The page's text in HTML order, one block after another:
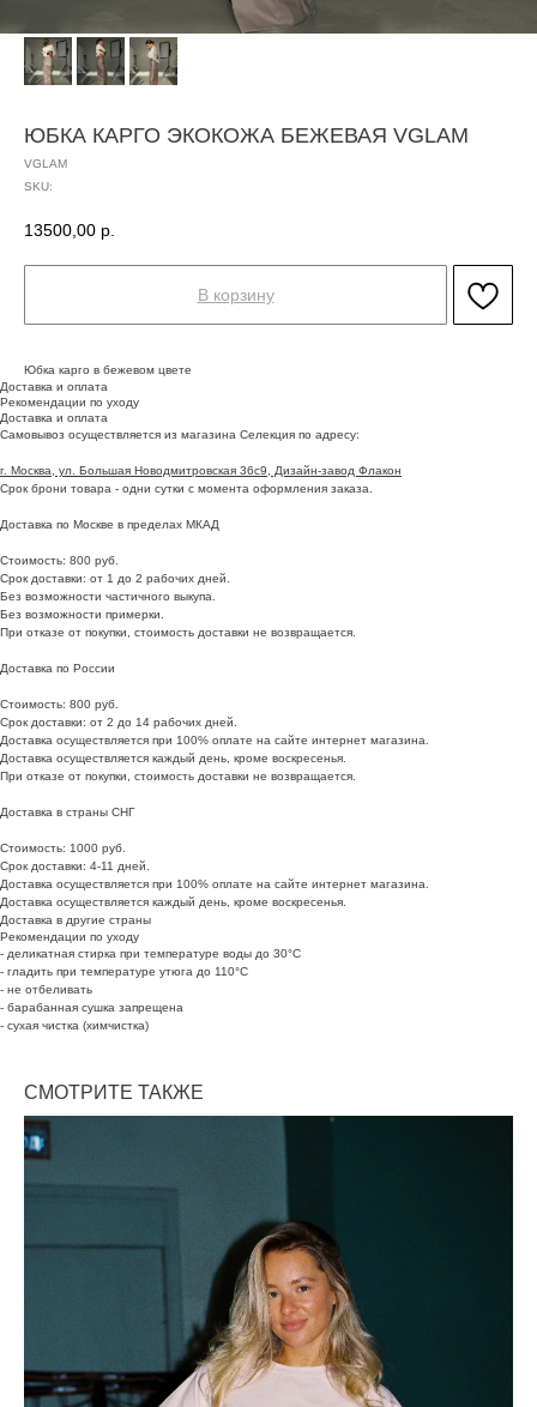
ЮБКА КАРГО ЭКОКОЖА БЕЖЕВАЯ VGLAM
VGLAM
SKU:
13500,00 р.
В корзину
Юбка карго в бежевом цвете
Доставка и оплата
Рекомендации по уходу
Доставка и оплата
Самовывоз осуществляется из магазина Селекция по адресу:
г. Москва, ул. Большая Новодмитровская 36с9, Дизайн-завод Флакон
Срок брони товара - одни сутки с момента оформления заказа.
Доставка по Москве в пределах МКАД
Стоимость: 800 руб.
Срок доставки: от 1 до 2 рабочих дней.
Без возможности частичного выкупа.
Без возможности примерки.
При отказе от покупки, стоимость доставки не возвращается.
Доставка по России
Стоимость: 800 руб.
Срок доставки: от 2 до 14 рабочих дней.
Доставка осуществляется при 100% оплате на сайте интернет магазина.
Доставка осуществляется каждый день, кроме воскресенья.
При отказе от покупки, стоимость доставки не возвращается.
Доставка в страны СНГ
Стоимость: 1000 руб.
Срок доставки: 4-11 дней.
Доставка осуществляется при 100% оплате на сайте интернет магазина.
Доставка осуществляется каждый день, кроме воскресенья.
Доставка в другие страны
Рекомендации по уходу
- деликатная стирка при температуре воды до 30°C
- гладить при температуре утюга до 110°C
- не отбеливать
- барабанная сушка запрещена
- сухая чистка (химчистка)
СМОТРИТЕ ТАКЖЕ